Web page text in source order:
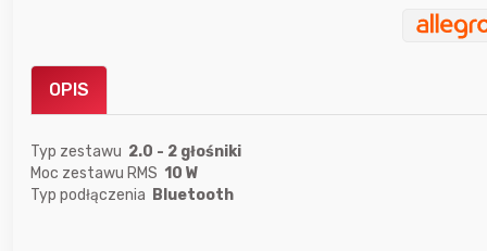
OPIS
Typ zestawu 2.0 - 2 głośniki
Moc zestawu RMS 10 W
Typ podłączenia Bluetooth